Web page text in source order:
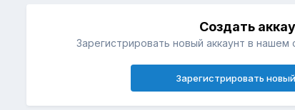
Создать
Зарегистрировать новый аккаунт в
Зарегистрировать